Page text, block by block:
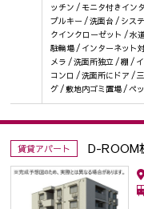
ッチン / モニタ付きイン
プルキー / 洗面台 / シス
クインクローゼット / 水
駐輪場 / インターネット
メラ / 洗面所独立 / 棚 /
コンロ / 洗面所にドア /
グ / 敷地内ゴミ置場 / ペ
賃貸アパート D-ROOM